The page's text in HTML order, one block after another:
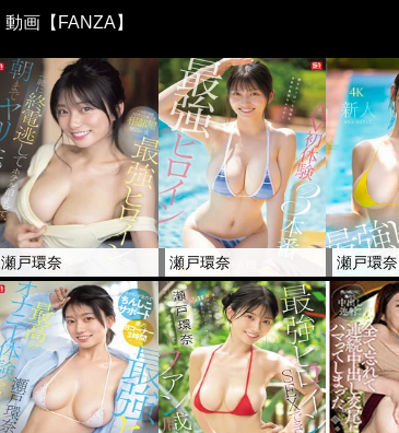
動画【FANZA】
瀬戸環奈 瀬戸環奈 瀬戸環奈